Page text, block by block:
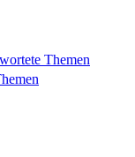
Themen